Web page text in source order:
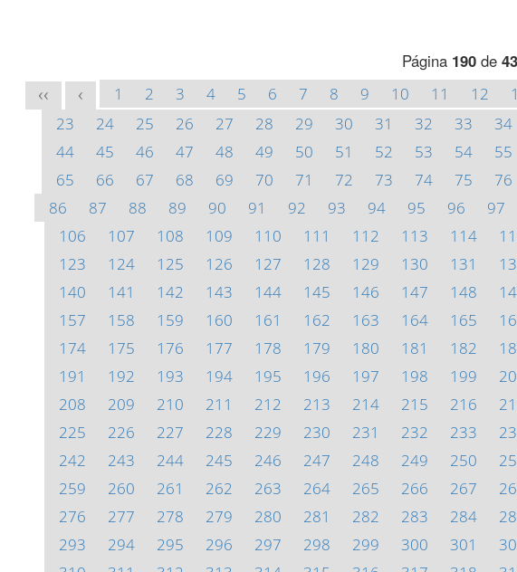
Página 190de
<< < 1 2 3 4 5 6 7 8 9 10 11 12
23
24 25 26 27 28 29 30 31 32 33 34
44
45 46 47 48 49 50 51 52 53 54 55
65
66 67 68 69 70 71 72 73 74 75 76
86
87 88 89 90 91 92 93 94 95 96 97
106
107 108 109 110 111 112 113 114
123
124 125 126 127 128 129 130 131
140
141 142 143 144 145 146 147 148
157
158 159 160 161 162 163 164 165
174
175 176 177 178 179 180 181 182
191
192 193 194 195 196 197 198 199
208
209 210 211 212 213 214 215 216
225
226 227 228 229 230 231 232 233
242
243 244 245 246 247 248 249 250
259
260 261 262 263 264 265 266 267
276
277 278 279 280 281 282 283 284
293
294 295 296 297 298 299 300 301